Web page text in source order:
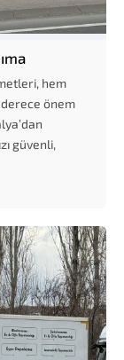
hem
önem
güvenli,